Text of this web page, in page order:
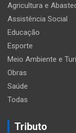
Agricultura e
Assistência Social
Educação
Esporte
Meio Ambiente e
Obras
Saúde
Todas
Tributo